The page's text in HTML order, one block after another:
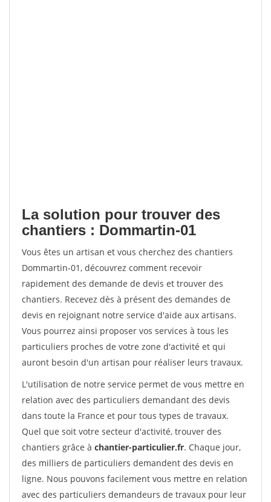
La solution pour trouver des
chantiers : Dommartin-01
Vous êtes un artisan et vous cherchez des chantiers
Dommartin-01, découvrez comment recevoir
rapidement des demande de devis et trouver des
chantiers. Recevez dès à présent des demandes de
devis en rejoignant notre service d'aide aux artisans.
Vous pourrez ainsi proposer vos services à tous les
particuliers proches de votre zone d'activité et qui
auront besoin d'un artisan pour réaliser leurs travaux.
L'utilisation de notre service permet de vous mettre en
relation avec des particuliers demandant des devis
dans toute la France et pour tous types de travaux.
Quel que soit votre secteur d'activité, trouver des
chantiers grâce à chantier-particulier.fr. Chaque jour,
des milliers de particuliers demandent des devis en
ligne. Nous pouvons facilement vous mettre en relation
avec des particuliers demandeurs de travaux pour leur